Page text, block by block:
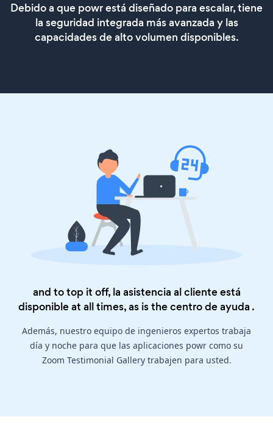
Debido a que powr está diseñado para escalar, tiene
la seguridad integrada más avanzada y las
capacidades de alto volumen disponibles.
and to top it off, la asistencia al cliente está
disponible at all times, as is thecentro de ayuda .
Además, nuestro equipo de ingenieros expertos trabaja
día y noche para que las aplicaciones powr como su
Zoom Testimonial Gallery trabajen para usted.